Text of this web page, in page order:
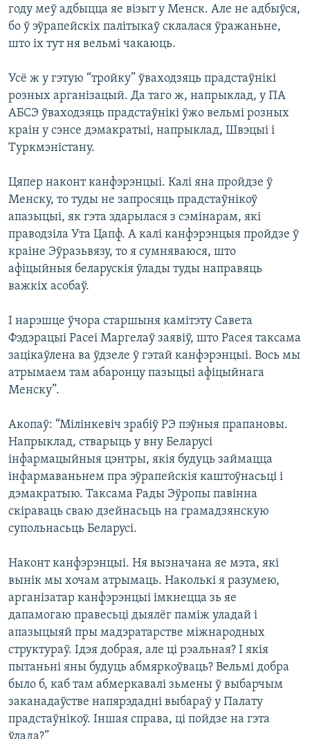
году меў адбыцца яе візыт у Менск. Але не адбыўся,
бо ў эўрапейскіх палітыкаў склалася ўражаньне,
што іх тут ня вельмі чакаюць.
Усё ж у гэтую “тройку” ўваходзяць прадстаўнікі
розных арганізацый. Да таго ж, напрыклад, у ПА
АБСЭ ўваходзяць прадстаўнікі ўжо вельмі розных
краін у сэнсе дэмакратыі, напрыклад, Швэцыі і
Туркмэністану.
Цяпер наконт канфэрэнцыі. Калі яна пройдзе ў
Менску, то туды не запросяць прадстаўнікоў
апазыцыі, як гэта здарылася з сэмінарам, які
праводзіла Ута Цапф. А калі канфэрэнцыя пройдзе ў
краіне Эўразьвязу, то я сумняваюся, што
афіцыйныя беларускія ўлады туды направяць
важкіх асобаў.
І нарэшце ўчора старшыня камітэту Савета
Фэдэрацыі Расеі Маргелаў заявіў, што Расея таксама
зацікаўлена ва ўдзеле ў гэтай канфэрэнцыі. Вось мы
атрымаем там абаронцу пазыцыі афіцыйнага
Менску”.
Акопаў: “Мілінкевіч зрабіў РЭ пэўныя прапановы.
Напрыклад, стварыць у вну Беларусі
інфармацыйныя цэнтры, якія будуць займацца
інфармаваньнем пра эўрапейскія каштоўнасьці і
дэмакратыю. Таксама Рады Эўропы павінна
скіраваць сваю дзейнасьць на грамадзянскую
супольнасьць Беларусі.
Наконт канфэрэнцыі. Ня вызначана яе мэта, які
вынік мы хочам атрымаць. Наколькі я разумею,
арганізатар канфэрэнцыі імкнецца зь яе
дапамогаю правесьці дыялёг паміж уладай і
апазыцыяй пры мадэратарстве міжнародных
структураў. Ідэя добрая, але ці рэальная? І якія
пытаньні яны будуць абмяркоўваць? Вельмі добра
было б, каб там абмеркавалі зьмены ў выбарчым
заканадаўстве напярэдадні выбараў у Палату
прадстаўнікоў. Іншая справа, ці пойдзе на гэта